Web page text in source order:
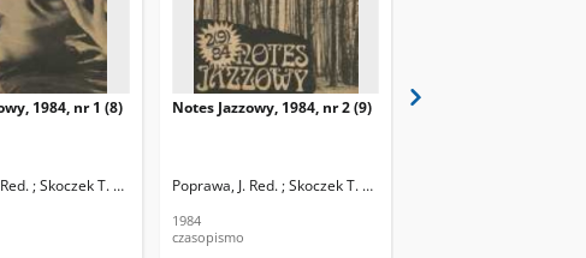
1984, nr 1 (8)
; Skoczek T. Red.
Notes Jazzowy, 1984, nr 2 (9)
Poprawa, J. Red. ; Skoczek T. Red.
1984
czasopismo